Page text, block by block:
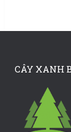
CÂY XANH